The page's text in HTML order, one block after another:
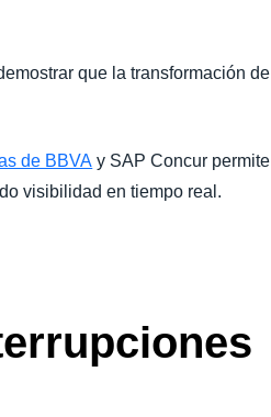
que la transformación de
de BBVA y SAP Concur permite
visibilidad en tiempo real.